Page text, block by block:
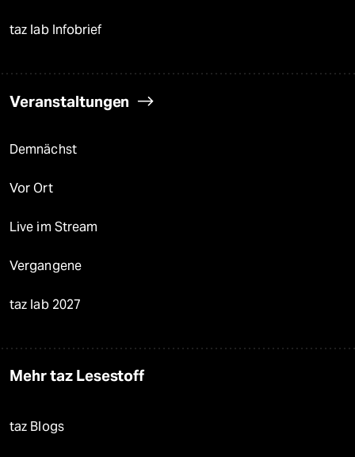
taz lab Infobrief
Veranstaltungen
Demnächst
Vor Ort
Live im Stream
Vergangene
taz lab 2027
Mehr taz Lesestoff
taz Blogs